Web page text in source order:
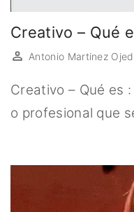
Creativo – Qué
Antonio Martinez
Creativo – Qué es
o profesional que